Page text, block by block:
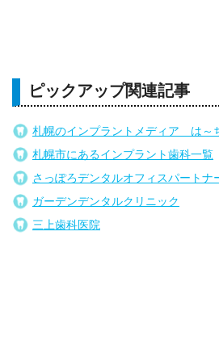
ピックアップ関連記事
札幌のインプラントメディア は～
札幌市にあるインプラント歯科一覧
さっぽろデンタルオフィスパートナ
ガーデンデンタルクリニック
三上歯科医院